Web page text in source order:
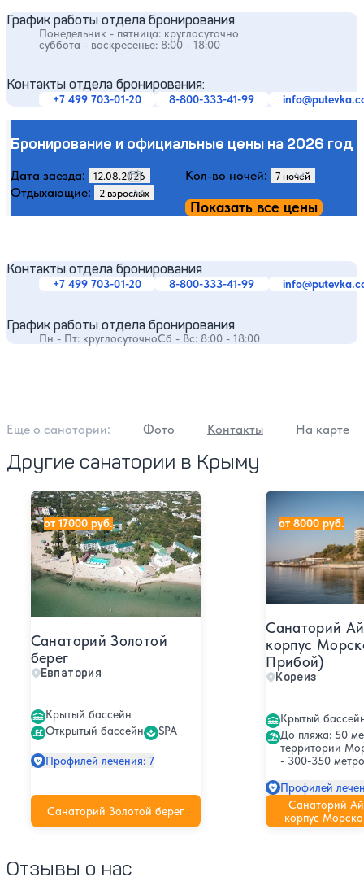
График работы отдела бронирования
Понедельник - пятница: круглосуточно
суббота - воскресенье: 8:00 - 18:00
Контакты отдела бронирования:
+7 499 703-01-20 8-800-333-41-99
Бронирование и официальные цены на 2026 год
Дата заезда:
Кол-во ночей:
Отдыхающие:
Показать все цены
Контакты отдела бронирования
+7 499 703-01-20 8-800-333-41-99
График работы отдела бронирования
Пн - Пт: круглосуточноСб - Вс: 8:00 - 18:00
Еще о cанатории: Фото Контакты На карте
Другие санатории в Крыму
Санаторий Золотой
берег
Евпатория
Крытый бассейн
Открытый бассейн
SPA
Профилей лечения: 7
Санаторий Золотой берег
Санаторий Золотой берег
от 17000 руб.
Санаторий
корпус
Прибой)
Кореиз
Крытый
До пляжа: 50
территории
- 300-350
Профилей
Санаторий
корпус
Санаторий Ай-
от 8000 руб.
Отзывы о нас